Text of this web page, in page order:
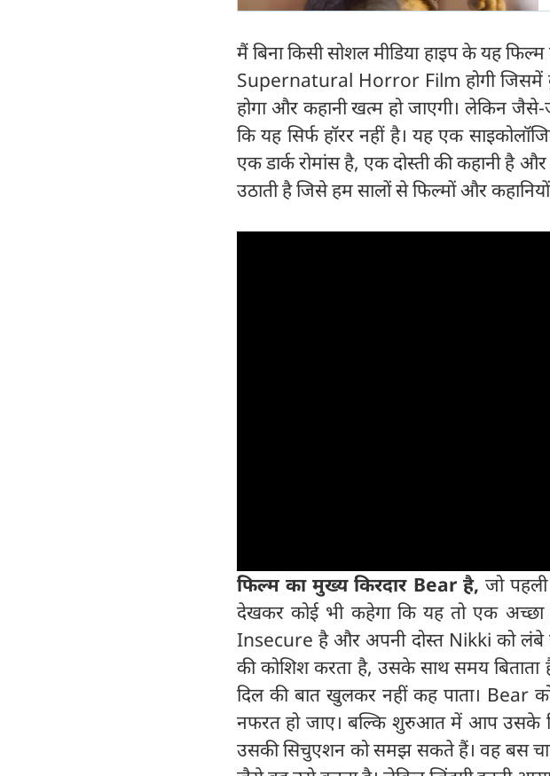
मैं बिना किसी सोशल मीडिया हाइप के यह
Supernatural Horror Film होगी जिसमें
होगा और कहानी खत्म हो जाएगी। लेकिन
कि यह सिर्फ हॉरर नहीं है। यह एक
एक डार्क रोमांस है, एक दोस्ती की कहानी है
उठाती है जिसे हम सालों से फिल्मों और
फिल्म का मुख्य किरदार Bear है, जो
देखकर कोई भी कहेगा कि यह तो एक अच्छा
Insecure है और अपनी दोस्त Nikki को लंबे
की कोशिश करता है, उसके साथ समय
दिल की बात खुलकर नहीं कह पाता। Bear
नफरत हो जाए। बल्कि शुरुआत में आप उसके
उसकी सिचुएशन को समझ सकते हैं। वह बस